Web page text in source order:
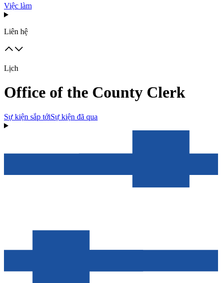
Việc làm
Liên hệ
Lịch
Office of the County Clerk
Sự kiện sắp tớiSự kiện đã qua